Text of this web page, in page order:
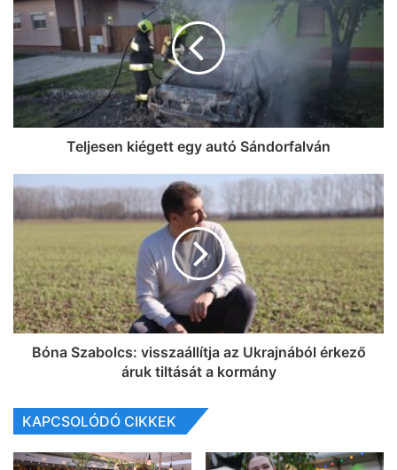
Teljesen kiégett egy autó Sándorfalván
Bóna Szabolcs: visszaállítja az Ukrajnából érkező
áruk tiltását a kormány
KAPCSOLÓDÓ CIKKEK